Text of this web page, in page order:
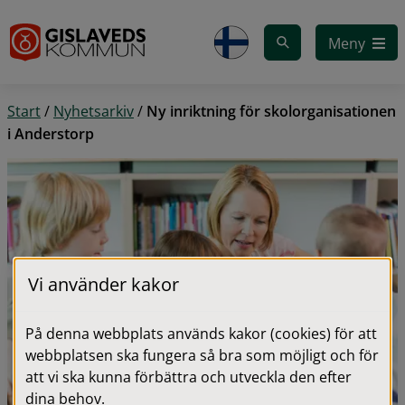
Meny
Start/ Nyhetsarkiv/ Ny inriktning för skolorganisationen
i Anderstorp
Vi använder kakor
På denna webbplats används kakor (cookies) för att
webbplatsen ska fungera så bra som möjligt och för
att vi ska kunna förbättra och utveckla den efter
dina behov.